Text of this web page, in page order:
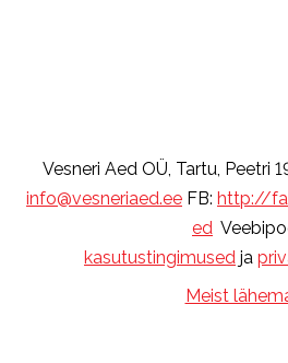
Vesneri Aed OÜ, Tartu, Peetri
info@vesneriaed.ee FB: http://
ed
kasutustingimused ja
Meist